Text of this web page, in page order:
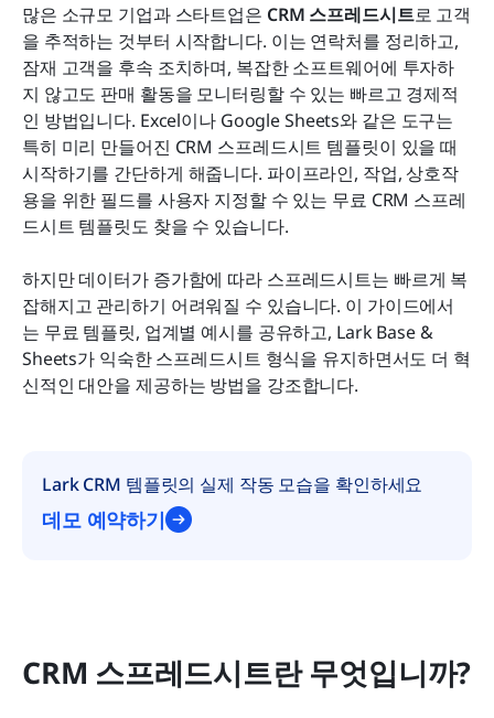
많은 소규모 기업과 스타트업은 CRM 스프레드시트로 고객
을 추적하는 것부터 시작합니다. 이는 연락처를 정리하고,
잠재 고객을 후속 조치하며, 복잡한 소프트웨어에 투자하
지 않고도 판매 활동을 모니터링할 수 있는 빠르고 경제적
인 방법입니다. Excel이나 Google Sheets와 같은 도구는
특히 미리 만들어진 CRM 스프레드시트 템플릿이 있을 때
시작하기를 간단하게 해줍니다. 파이프라인, 작업, 상호작
용을 위한 필드를 사용자 지정할 수 있는 무료 CRM 스프레
드시트 템플릿도 찾을 수 있습니다.
하지만 데이터가 증가함에 따라 스프레드시트는 빠르게 복
잡해지고 관리하기 어려워질 수 있습니다. 이 가이드에서
는 무료 템플릿, 업계별 예시를 공유하고, Lark Base &
Sheets가 익숙한 스프레드시트 형식을 유지하면서도 더 혁
신적인 대안을 제공하는 방법을 강조합니다.
Lark CRM 템플릿의 실제 작동 모습을 확인하세요
데모 예약하기
CRM 스프레드시트란 무엇입니까?
CRM 스프레드시트에서 CRM 소프트웨어로 전환해
야 하는 시기는 언제입니까?
결론
자주 묻는 질문
관련 읽기